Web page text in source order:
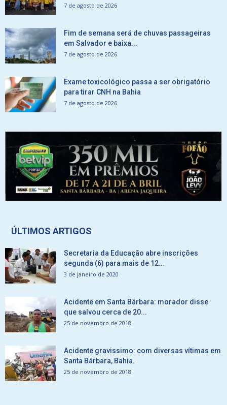
7 de agosto de 2026
Fim de semana será de chuvas passageiras
em Salvador e baixa...
7 de agosto de 2026
Exame toxicológico passa a ser obrigatório
para tirar CNH na Bahia
7 de agosto de 2026
ÚLTIMOS ARTIGOS
Secretaria da Educação abre inscrições
segunda (6) para mais de 12...
3 de janeiro de 2020
Acidente em Santa Bárbara: morador disse
que salvou cerca de 20...
25 de novembro de 2018
Acidente gravissimo: com diversas vítimas em
Santa Bárbara, Bahia.
25 de novembro de 2018